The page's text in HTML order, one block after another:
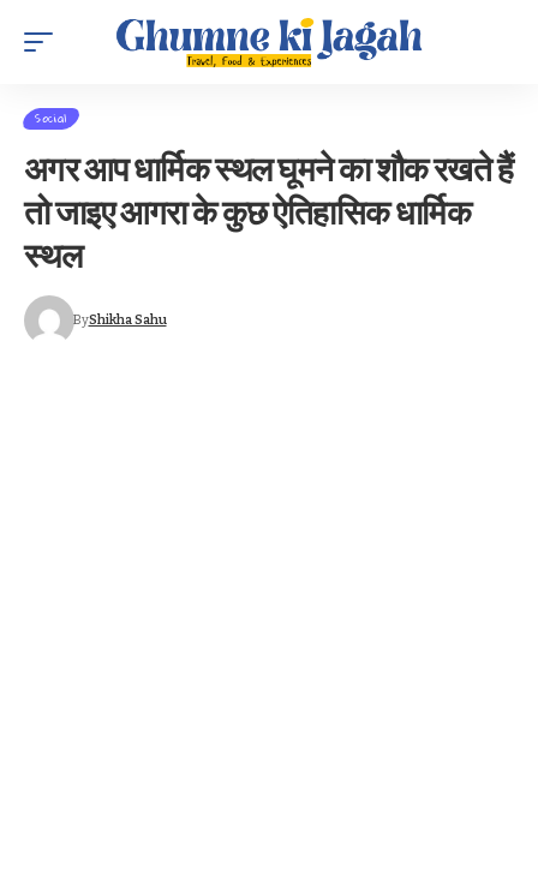
Social
अगर आप धार्मिक स्थल घूमने का शौक रखते हैं
तो जाइए आगरा के कुछ ऐतिहासिक धार्मिक
स्थल
ByShikha Sahu